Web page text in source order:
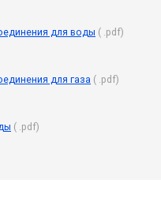
для воды ( .pdf)
для газа ( .pdf)
( .pdf)